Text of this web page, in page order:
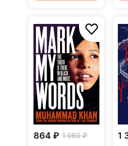
864 ₽ 1 080 ₽ 1